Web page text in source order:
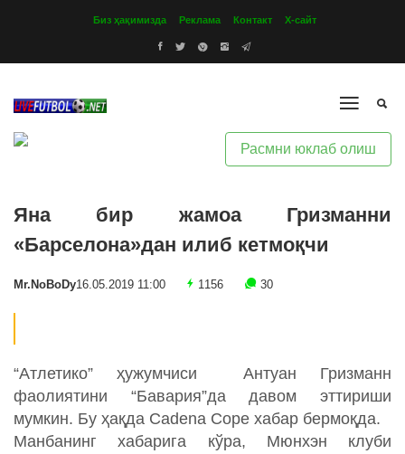
Биз ҳақимизда Реклама Контакт Х-сайт
Расмни юклаб олиш
Яна бир жамоа Гризманни
«Барселона»дан илиб кетмоқчи
Mr.NoBoDy16.05.2019 11:00 1156 30
“Атлетико” ҳужумчиси Антуан Гризманн
фаолиятини “Бавария”да давом эттириши
мумкин. Бу ҳақда Cadena Cope хабар бермоқда.
Манбанинг хабарига кўра, Мюнхэн клуби